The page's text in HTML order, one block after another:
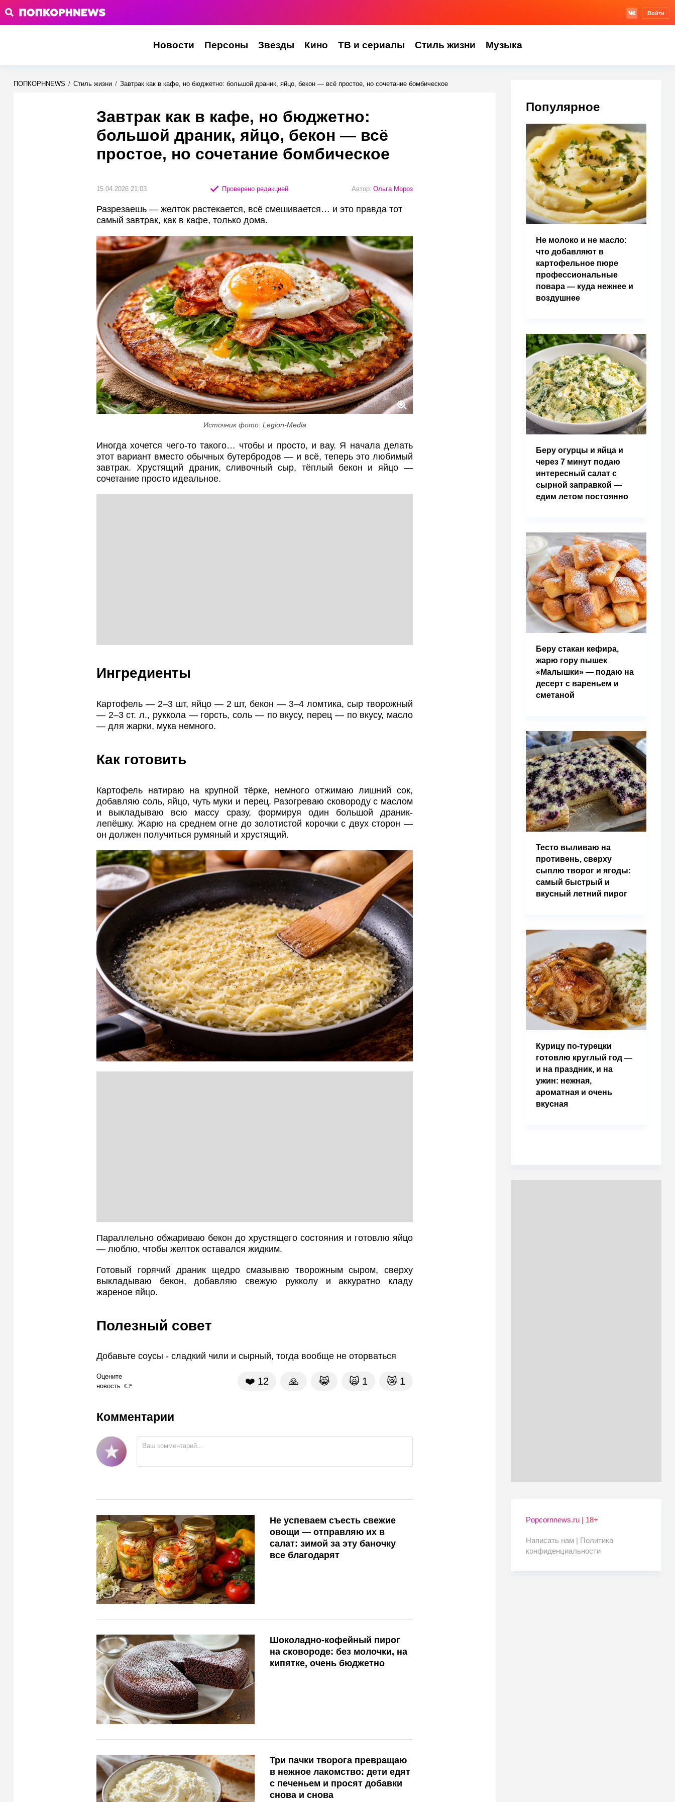
Войти
Новости Персоны Звезды Кино ТВ и сериалы Стиль жизни Музыка
ПОПКОРНNEWS / Стиль жизни / Завтрак как в кафе, но бюджетно: большой драник, яйцо, бекон — всё простое, но сочетание бомбическое
Завтрак как в кафе, но бюджетно:
большой драник, яйцо, бекон — всё
простое, но сочетание бомбическое
15.04.2026 21:03 Проверено редакцией Автор: Ольга Мороз
Разрезаешь — желток растекается, всё смешивается… и это правда тот
самый завтрак, как в кафе, только дома.
Источник фото: Legion-Media
Иногда хочется чего-то такого… чтобы и просто, и вау. Я начала делать
этот вариант вместо обычных бутербродов — и всё, теперь это любимый
завтрак. Хрустящий драник, сливочный сыр, тёплый бекон и яйцо —
сочетание просто идеальное.
Ингредиенты
Картофель — 2–3 шт, яйцо — 2 шт, бекон — 3–4 ломтика, сыр творожный
— 2–3 ст. л., руккола — горсть, соль — по вкусу, перец — по вкусу, масло
— для жарки, мука немного.
Как готовить
Картофель натираю на крупной тёрке, немного отжимаю лишний сок,
добавляю соль, яйцо, чуть муки и перец. Разогреваю сковороду с маслом
и выкладываю всю массу сразу, формируя один большой драник-
лепёшку. Жарю на среднем огне до золотистой корочки с двух сторон —
он должен получиться румяный и хрустящий.
Параллельно обжариваю бекон до хрустящего состояния и готовлю яйцо
— люблю, чтобы желток оставался жидким.
Готовый горячий драник щедро смазываю творожным сыром, сверху
выкладываю бекон, добавляю свежую рукколу и аккуратно кладу
жареное яйцо.
Полезный совет
Добавьте соусы - сладкий чили и сырный, тогда вообще не оторваться
Оцените
новость
❤️ 12 🙏 😹 🙀 1 😿 1
Комментарии
Не успеваем съесть свежие
овощи — отправляю их в
салат: зимой за эту баночку
все благодарят
Шоколадно-кофейный пирог
на сковороде: без молочки, на
кипятке, очень бюджетно
Три пачки творога превращаю
в нежное лакомство: дети едят
с печеньем и просят добавки
снова и снова
Популярное
Не молоко и не масло:
что добавляют в
картофельное пюре
профессиональные
повара — куда нежнее и
воздушнее
Беру огурцы и яйца и
через 7 минут подаю
интересный салат с
сырной заправкой —
едим летом постоянно
Беру стакан кефира,
жарю гору пышек
«Малышки» — подаю на
десерт с вареньем и
сметаной
Тесто выливаю на
противень, сверху
сыплю творог и ягоды:
самый быстрый и
вкусный летний пирог
Курицу по-турецки
готовлю круглый год —
и на праздник, и на
ужин: нежная,
ароматная и очень
вкусная
Popcornnews.ru | 18+
Написать нам | Политика
конфиденциальности